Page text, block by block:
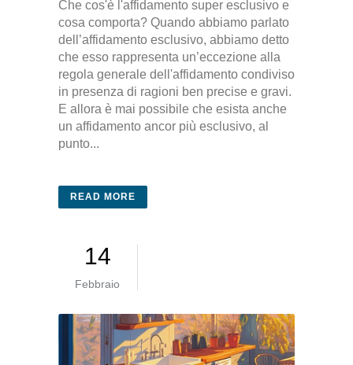
Che cos'è l'affidamento super esclusivo e
cosa comporta? Quando abbiamo parlato
dell’affidamento esclusivo, abbiamo detto
che esso rappresenta un’eccezione alla
regola generale dell'affidamento condiviso
in presenza di ragioni ben precise e gravi.
E allora è mai possibile che esista anche
un affidamento ancor più esclusivo, al
punto...
READ MORE
14
Febbraio